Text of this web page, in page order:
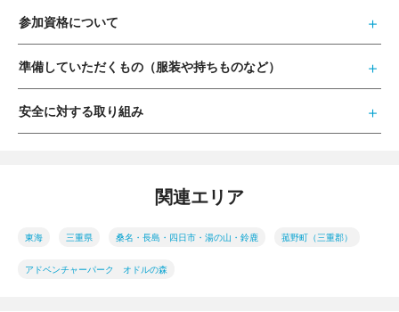
参加資格について
準備していただくもの（服装や持ちものなど）
安全に対する取り組み
関連エリア
東海 三重県 桑名・長島・四日市・湯の山・鈴鹿 菰野町（三重郡）
アドベンチャーパーク オドルの森